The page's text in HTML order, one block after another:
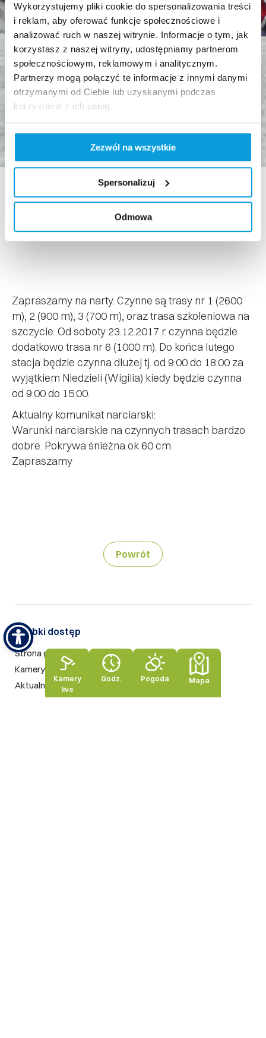
Wykorzystujemy pliki cookie do spersonalizowania treści
i reklam, aby oferować funkcje społecznościowe i
analizować ruch w naszej witrynie. Informacje o tym, jak
korzystasz z naszej witryny, udostępniamy partnerom
społecznościowym, reklamowym i analitycznym.
Partnerzy mogą połączyć te informacje z innymi danymi
otrzymanymi od Ciebie lub uzyskanymi podczas
korzystania z ich usług.
Zezwól na wszystkie
Spersonalizuj
Odmowa
Zapraszamy na narty. Czynne są trasy nr 1 (2600
m), 2 (900 m), 3 (700 m), oraz trasa szkoleniowa na
szczycie. Od soboty 23.12.2017 r. czynna będzie
dodatkowo trasa nr 6 (1000 m). Do końca lutego
stacja będzie czynna dłużej tj. od 9:00 do 18:00 za
wyjątkiem Niedzieli (Wigilia) kiedy będzie czynna
od 9:00 do 15:00.
Aktualny komunikat narciarski:
Warunki narciarskie na czynnych trasach bardzo
dobre. Pokrywa śnieżna ok 60 cm.
Zapraszamy
Powrót
Szybki dostęp​
Strona główna
Kamery live
Aktualności
Kamery
live
Godz. Pogoda Mapa